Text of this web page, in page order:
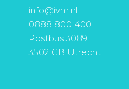
info@ivm.nl
0888 800 400
Postbus 3089
3502 GB Utrecht